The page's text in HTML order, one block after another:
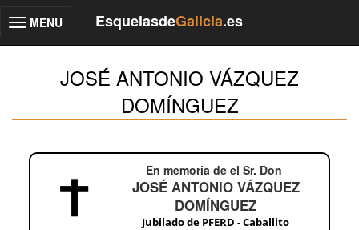
Toggle
MENU EsquelasdeGalicia.es
JOSÉ ANTONIO VÁZQUEZ
DOMÍNGUEZ
En memoria de el Sr. Don
JOSÉ ANTONIO VÁZQUEZ
DOMÍNGUEZ
Jubilado de PFERD - Caballito